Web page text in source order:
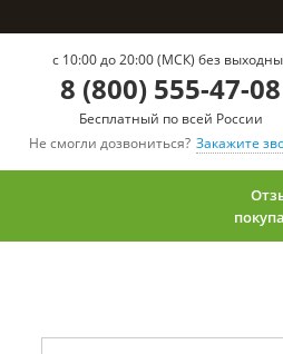
c 10:00 до 20:00 (МСК) без
8 (800) 555-47-08
Бесплатный по всей России
Не смогли дозвониться? Закажите